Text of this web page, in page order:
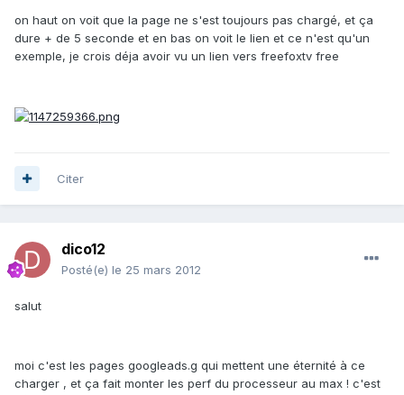
on haut on voit que la page ne s'est toujours pas chargé, et ça
dure + de 5 seconde et en bas on voit le lien et ce n'est qu'un
exemple, je crois déja avoir vu un lien vers freefoxtv free
Citer
dico12
Posté(e) le 25 mars 2012
salut
moi c'est les pages googleads.g qui mettent une éternité à ce
charger , et ça fait monter les perf du processeur au max ! c'est